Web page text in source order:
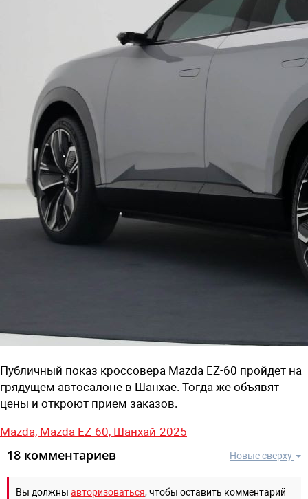
Публичный показ кроссовера Mazda EZ-60 пройдет на
грядущем автосалоне в Шанхае. Тогда же объявят
цены и откроют прием заказов.
Mazda, Mazda EZ-60, Шанхай-2025
Новые сверху
18 комментариев
Вы должны авторизоваться, чтобы оставить комментарий